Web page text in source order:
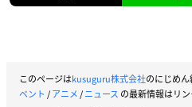
このページはkusuguru株式会社のにじめん
ベント /アニメ/ニュース の最新情報はリン